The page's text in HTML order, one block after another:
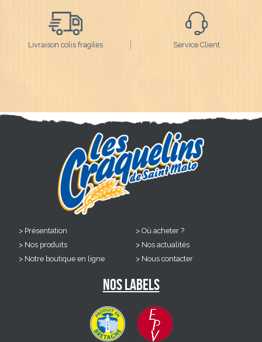
Livraison colis fragiles Service Client
Présentation
Nos produits
Notre boutique en ligne
Où acheter ?
Nos actualités
Nous contacter
Nos labels